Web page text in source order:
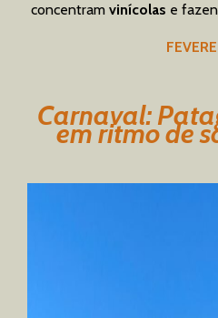
concentram vinícolas e
Carnaval:
em ritmo de